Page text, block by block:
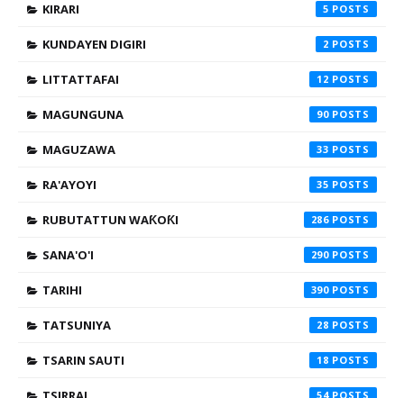
KIRARI 5
KUNDAYEN DIGIRI 2
LITTATTAFAI 12
MAGUNGUNA 90
MAGUZAWA 33
RA'AYOYI 35
RUBUTATTUN WAƘOƘI 286
SANA'O'I 290
TARIHI 390
TATSUNIYA 28
TSARIN SAUTI 18
54